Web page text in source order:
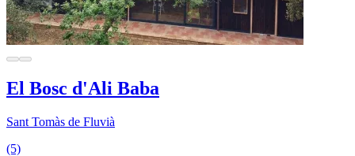
El Bosc d'Ali Baba
Sant Tomàs de Fluvià
(5)